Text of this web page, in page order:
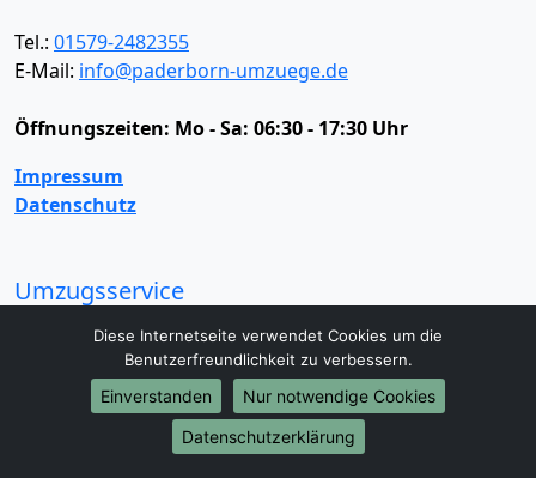
Tel.: 01579-2482355
E-Mail: info@paderborn-umzuege.de
Öffnungszeiten: Mo - Sa: 06:30 - 17:30 Uhr
Impressum
Datenschutz
Umzugsservice
Umzugsservice Behördenumzug
Büroumzug
Firmenumzug
Laborumzug
Mini Umzug
Praxisumzug
Privatumzug
Seniorenumzug
Studentenumzug
Beiladung
Halteverbotszone
Klaviertransport
Diese Internetseite verwendet Cookies um die
Benutzerfreundlichkeit zu verbessern.
Einverstanden
Nur notwendige Cookies
Datenschutzerklärung